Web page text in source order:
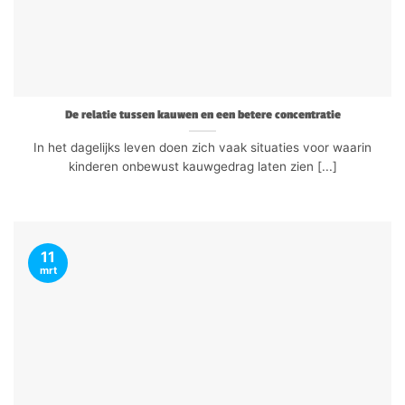
De relatie tussen kauwen en een betere concentratie
In het dagelijks leven doen zich vaak situaties voor waarin
kinderen onbewust kauwgedrag laten zien [...]
11
mrt